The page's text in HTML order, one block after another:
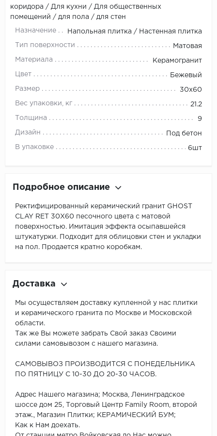
коридора / Для кухни / Для общественных
помещений / для пола / для стен
Назначение Напольная плитка / Настенная плитка
Тип поверхности Матовая
Материала Керамогранит
Цвет Бежевый
Размер 30x60
Вес упаковки, кг 21.2
Толщина 9
Дизайн Под бетон
В упаковке 6шт
Подробное описание
Ректифицированный керамический гранит GHOST
CLAY RET 30X60 песочного цвета с матовой
поверхностью. Имитация эффекта осыпавшейся
штукатурки. Подходит для облицовки стен и укладки
на пол. Продается кратно коробкам.
Доставка
Мы осуществляем доставку купленной у нас плитки
и керамического гранита по Москве и Московской
области.
Так же Вы можете забрать Свой заказ Своими
силами самовывозом с нашего магазина.
САМОВЫВОЗ ПРОИЗВОДИТСЯ С ПОНЕДЕЛЬНИКА
ПО ПЯТНИЦУ С 10-30 ДО 20-30 ЧАСОВ.
Адрес Нашего магазина; Москва, Ленинградское
шоссе дом 25, Торговый Центр Family Room, второй
этаж., Магазин Плитки; КЕРАМИЧЕСКИЙ БУМ;
Как к Нам доехать.